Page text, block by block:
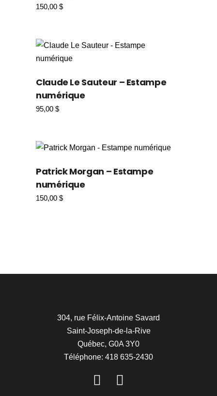
150,00 $
Claude Le Sauteur – Estampe
numérique
95,00 $
Patrick Morgan – Estampe
numérique
150,00 $
304, rue Félix-Antoine Savard
Saint-Joseph-de-la-Rive
Québec, G0A 3Y0
Téléphone: 418 635-2430